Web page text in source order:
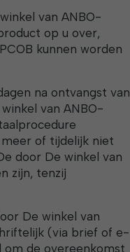
van ANBO-
op u over,
kunnen worden
na ontvangst van
van ANBO-
of tijdelijk niet
door De winkel van
zijn, tenzij
De winkel van
(via brief of e-
om de overeenkomst